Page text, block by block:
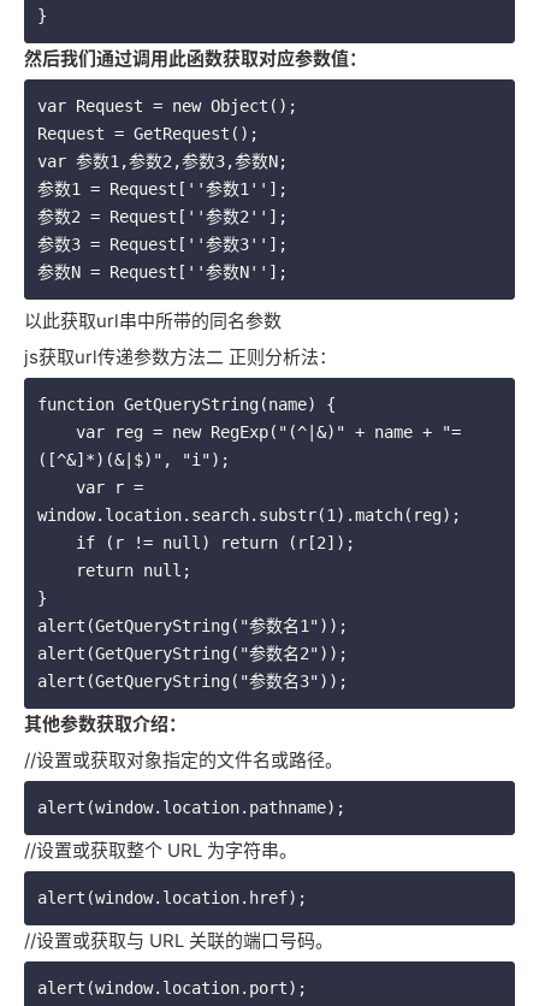
}
然后我们通过调用此函数获取对应参数值：
var Request = new Object();
Request = GetRequest();
var 参数1,参数2,参数3,参数N;
参数1 = Request[''参数1''];
参数2 = Request[''参数2''];
参数3 = Request[''参数3''];
参数N = Request[''参数N''];
以此获取url串中所带的同名参数
js获取url传递参数方法二 正则分析法：
function GetQueryString(name) {
var reg = new RegExp("(^|&)" + name + "=
([^&]*)(&|$)", "i");
var r =
window.location.search.substr(1).match(reg);
if (r != null) return (r[2]);
return null;
}
alert(GetQueryString("参数名1"));
alert(GetQueryString("参数名2"));
其他参数获取介绍：
//设置或获取对象指定的文件名或路径。
alert(window.location.pathname);
//设置或获取整个 URL 为字符串。
alert(window.location.href);
//设置或获取与 URL 关联的端口号码。
alert(window.location.port);